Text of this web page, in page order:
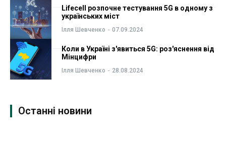
Lifecell розпочне тестування 5G в одному з
українських міст
Ілля Шевченко - 07.09.2024
Коли в Україні з'явиться 5G: роз'яснення від
Мінцифри
Ілля Шевченко - 28.08.2024
Останні новини